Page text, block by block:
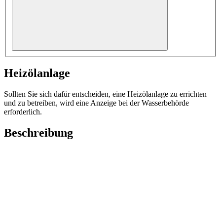
Heizölanlage
Sollten Sie sich dafür entscheiden, eine Heizölanlage zu errichten
und zu betreiben, wird eine Anzeige bei der Wasserbehörde
erforderlich.
Beschreibung